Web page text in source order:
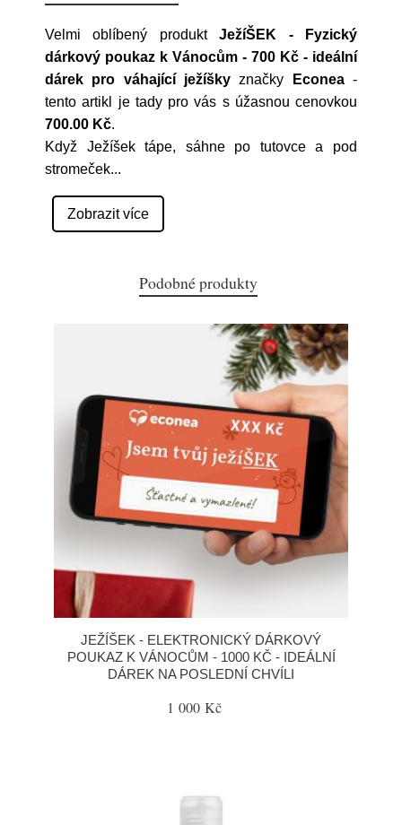
Velmi oblíbený produktJežíŠEK - Fyzický
dárkový poukaz k Vánocům - 700 Kč - ideální
dárek pro váhající ježíšky značky Econea-
tento artikl je tady pro vás s úžasnou cenovkou
700.00 Kč.
Když Ježíšek tápe, sáhne po tutovce a pod
stromeček...
Zobrazit více
Podobné produkty
JEŽÍŠEK - ELEKTRONICKÝ DÁRKOVÝ
POUKAZ K VÁNOCŮM - 1000 KČ - IDEÁLNÍ
DÁREK NA POSLEDNÍ CHVÍLI
1 000 Kč